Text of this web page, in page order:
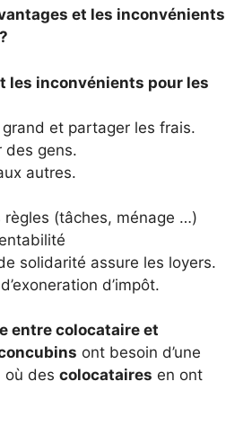
et les inconvénients
?
les inconvénients pour les
et partager les frais.
des gens.
autres.
règles (tâches, ménage …)
solidarité assure les loyers.
d’impôt.
entre colocataire et
ont besoin d’une
où des colocataires en ont